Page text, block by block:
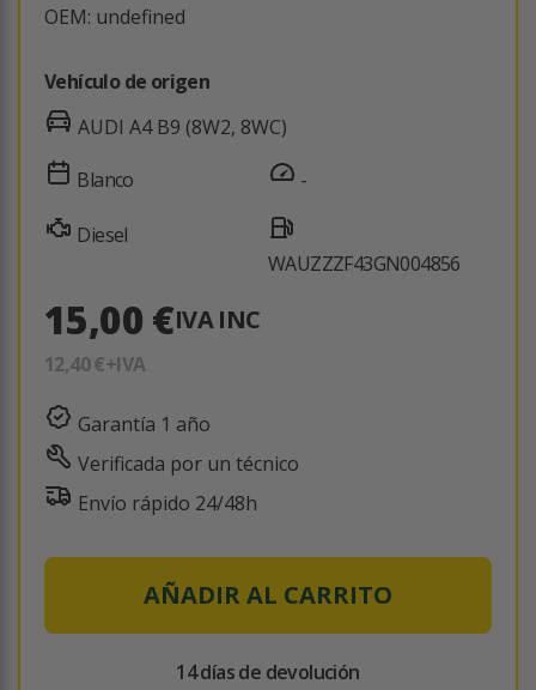
OEM: undefined
Vehículo de origen
AUDI A4 B9 (8W2, 8WC)
Blanco
Diesel
-
WAUZZZF43GN004856
15,00 €IVA INC
12,40 €+IVA
Garantía 1 año
Verificada por un técnico
Envío rápido 24/48h
AÑADIR AL CARRITO
14 días de devolución